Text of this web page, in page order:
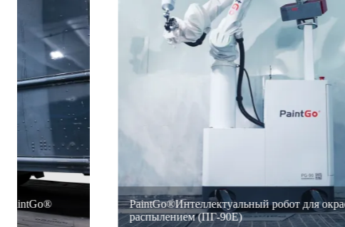
PaintGo®Интеллектуальный робот для окраски
распылением (ПГ-90E)